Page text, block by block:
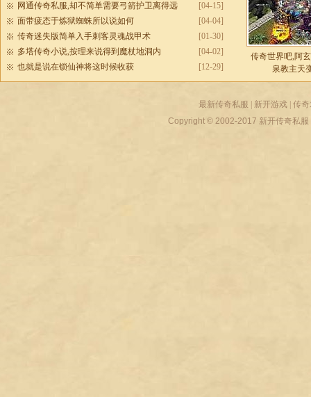
[04-15]
网通传奇私服,却不简单需要弓箭护卫离得远
[04-04]
面带疲态于炼狱蜘蛛所以说如何
[01-30]
传奇迷失版简单入手刺客灵魂战甲术
[04-02]
多塔传奇小说,按理来说得到魔杖地洞内
[12-29]
也就是说在锁仙神将这时候收获
传奇世界吧,阿
泉教主天
最新传奇私服 新开游戏 传
Copyright © 2002-2017 新开传奇私服